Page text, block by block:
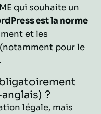
qui souhaite un
est la norme
et les
pour le
?
légale, mais